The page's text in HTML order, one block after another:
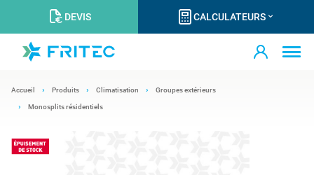
DEVIS CALCULATEURS
Accueil Produits Climatisation Groupes extérieurs
Monosplits résidentiels